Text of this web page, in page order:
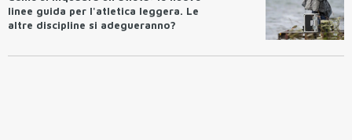
linee guida per l'atletica leggera. Le
altre discipline si adegueranno?